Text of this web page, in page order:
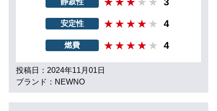
静寂性
安定性 4
燃費 4
投稿日：2024年11月01日
ブランド：NEWNO